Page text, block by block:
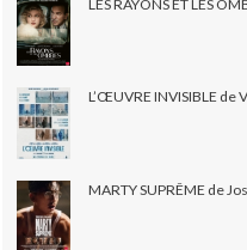
LES RAYONS ET LES
L’ŒUVRE INVISIBLE
MARTY SUPRÊME de